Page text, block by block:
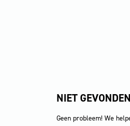
NIET
Geen probleem! We